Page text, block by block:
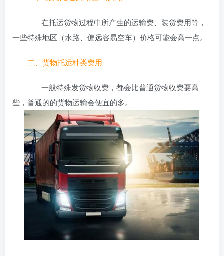
在托运货物过程中所产生的运输费、装货费用等，
一些特殊地区（水路、偏远容易空车）价格可能会高一点。
二、货物托运种类费用
一般特殊发货物收费，都会比普通货物收费要高
些，普通的的货物运输会便宜的多。